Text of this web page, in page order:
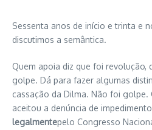
Sessenta anos de início e trinta e
discutimos a semântica.
Quem apoia diz que foi revolução,
golpe. Dá para fazer algumas
cassação da Dilma. Não foi golpe.
aceitou a denúncia de
legalmentepelo Congresso